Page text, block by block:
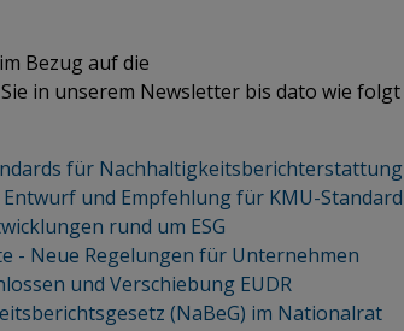
Bezug auf die
in unserem Newsletter bis dato wie folgt
für Nachhaltigkeitsberichterstattung
Entwurf und Empfehlung für KMU-Standard
rund um ESG
- Neue Regelungen für Unternehmen
und Verschiebung EUDR
(NaBeG) im Nationalrat